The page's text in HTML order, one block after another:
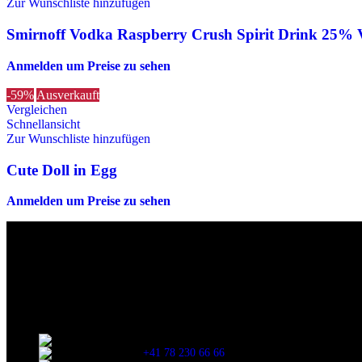
Zur Wunschliste hinzufügen
Smirnoff Vodka Raspberry Crush Spirit Drink 25%
Anmelden um Preise zu sehen
-59% Ausverkauft
Vergleichen
Schnellansicht
Zur Wunschliste hinzufügen
Cute Doll in Egg
Anmelden um Preise zu sehen
+41 78 230 66 66